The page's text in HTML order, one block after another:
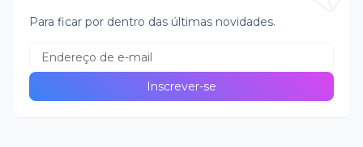
Para ficar por dentro das últimas novidades.